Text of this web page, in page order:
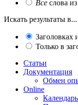
Все слова
Искать результаты в...
Заголовках
Только в
Статьи
Документация
Обмен
Online
Календарь